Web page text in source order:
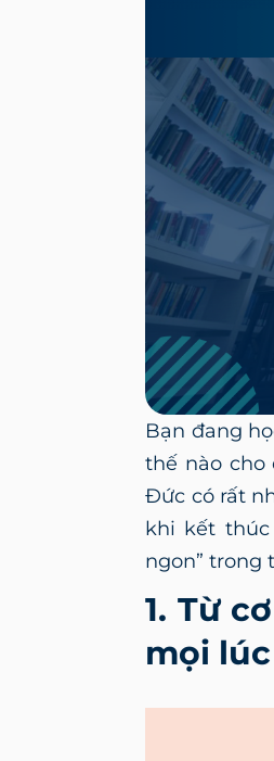
Bạn đang
thế nào cho
Đức có rất
khi kết thúc
ngon” trong
1. Từ
mọi